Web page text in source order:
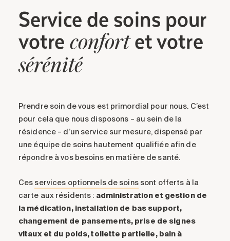
Servicede soinspour
votre confortet votre
sérénité
Prendre soin de vous est primordial pour nous. C’est
pour cela que nous disposons – au sein de la
résidence – d’un service sur mesure, dispensé par
une équipe de soins hautement qualifiée afin de
répondre àvos besoinsen matière de santé.
Ces services optionnels de soinssont offerts à la
carte aux résidents : administration et gestion de
la médication, installation de bas support,
changement de pansements, prise de signes
vitaux et du poids, toilette partielle, bain à